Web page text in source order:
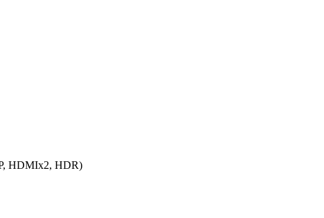
HDMIx2, HDR)